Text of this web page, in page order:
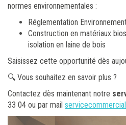
normes environnementales :
Réglementation
Construction en matériaux
isolation en laine de bois
Saisissez cette opportunité dès
🔍 Vous souhaitez en savoir plus ?
Contactez dès maintenant notre
33 04 ou par mail